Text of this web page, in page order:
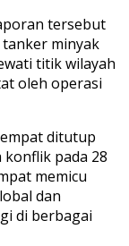
tersebut
minyak
titik wilayah
oleh operasi
ditutup
pada 28
memicu
dan
di berbagai